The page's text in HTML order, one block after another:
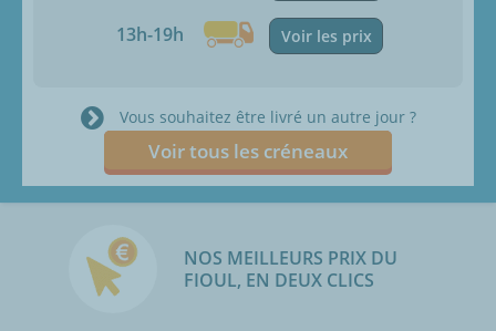
13h-19h Voir les prix
Vous souhaitez être livré un autre jour ?
Voir tous les créneaux
NOS MEILLEURS PRIX DU
FIOUL, EN DEUX CLICS